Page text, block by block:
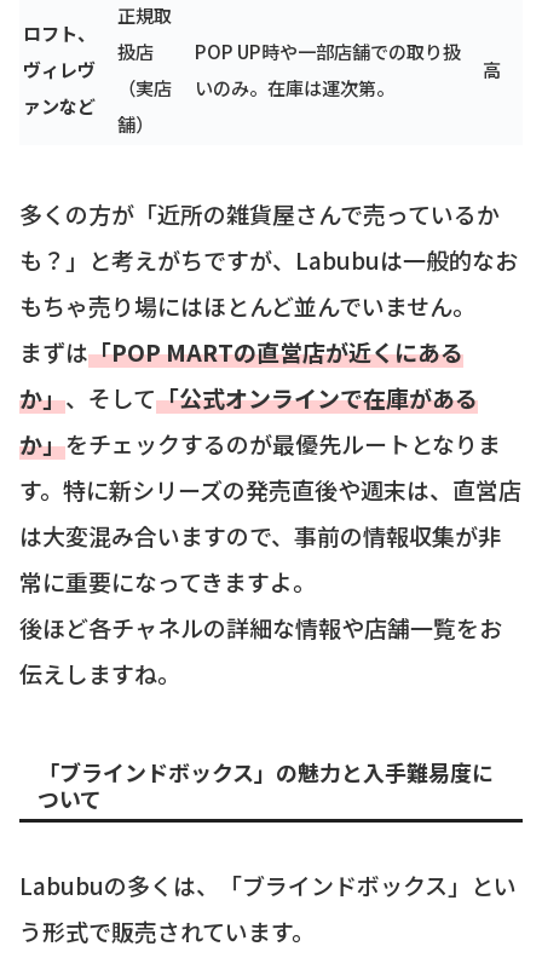
ロフト、
ヴィレヴ
ァンなど
正規取
扱店
（実店
舗）
POP UP時や一部店舗での取り扱
いのみ。在庫は運次第。
高
多くの方が「近所の雑貨屋さんで売っているか
も？」と考えがちですが、Labubuは一般的なお
もちゃ売り場にはほとんど並んでいません。
まずは「POP MARTの直営店が近くにある
か」、そして「公式オンラインで在庫がある
か」をチェックするのが最優先ルートとなりま
す。特に新シリーズの発売直後や週末は、直営店
は大変混み合いますので、事前の情報収集が非
常に重要になってきますよ。
後ほど各チャネルの詳細な情報や店舗一覧をお
伝えしますね。
「ブラインドボックス」の魅力と入手難易度に
ついて
Labubuの多くは、「ブラインドボックス」とい
う形式で販売されています。